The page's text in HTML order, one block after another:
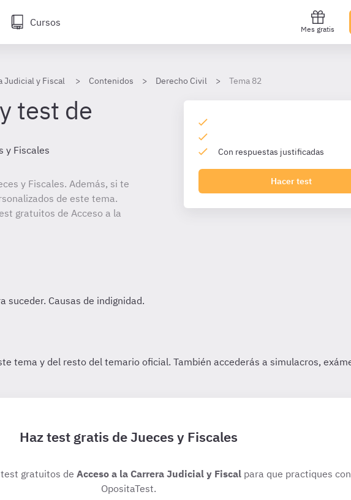
Cursos
Mes gratis
Judicial y Fiscal Contenidos Derecho Civil Tema 82
test de
y Fiscales
y Fiscales. Además, si te
de este tema.
gratuitos de Acceso a la
Con respuestas justificadas
Hacer test
Haz test gratis de Jueces y Fiscales
gratuitos de Acceso a la Carrera Judicial y Fiscalpara que practiques con
OpositaTest.